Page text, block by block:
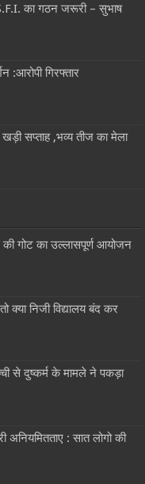
का गठन जरूरी – सुभाष
:आरोपी गिरफ्तार
सप्ताह ,भव्य तीज का मेला
की गोट का उल्लासपूर्ण आयोजन
क्या निजी विद्यालय बंद कर
से दुष्कर्म के मामले ने पकड़ा
अनियमितताए : सात लोगो की